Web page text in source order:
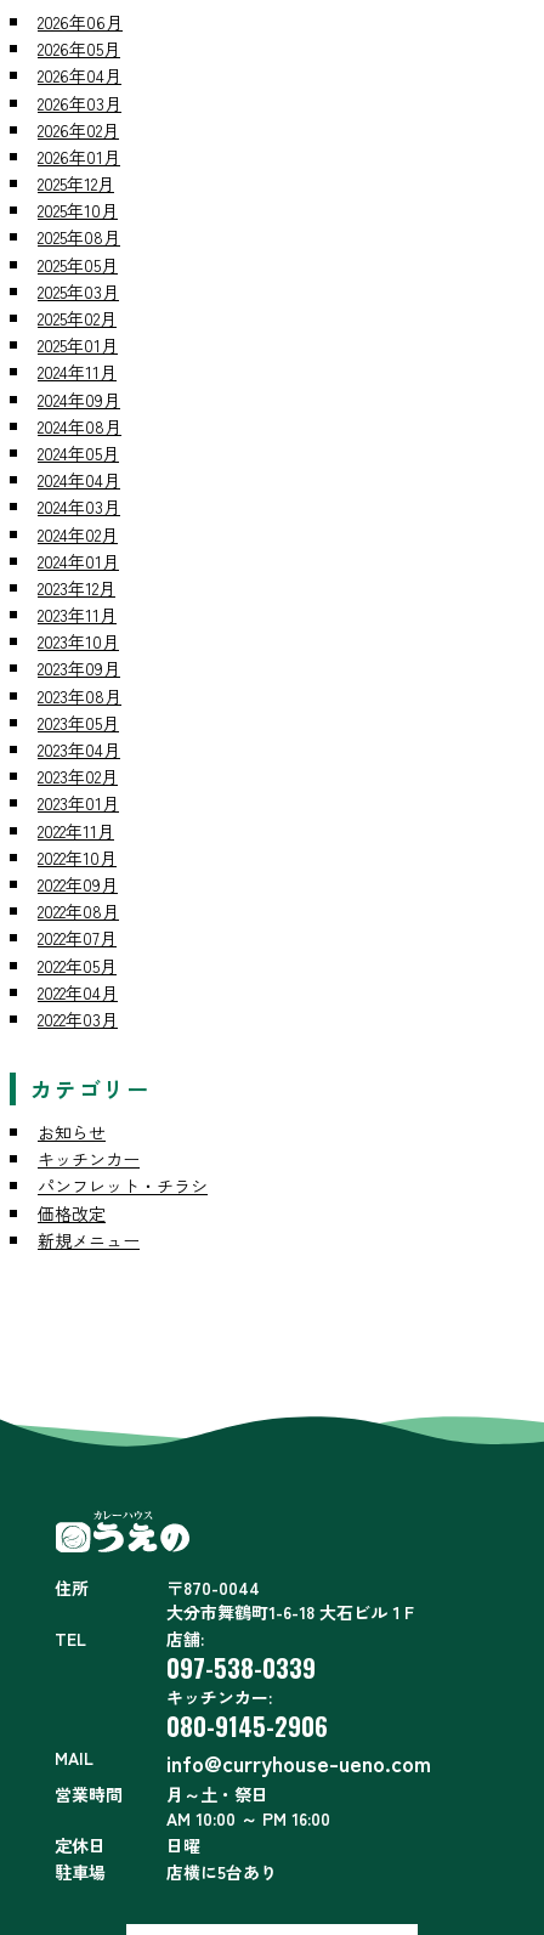
2026年06月
2026年05月
2026年04月
2026年03月
2026年02月
2026年01月
2025年12月
2025年10月
2025年08月
2025年05月
2025年03月
2025年02月
2025年01月
2024年11月
2024年09月
2024年08月
2024年05月
2024年04月
2024年03月
2024年02月
2024年01月
2023年12月
2023年11月
2023年10月
2023年09月
2023年08月
2023年05月
2023年04月
2023年02月
2023年01月
2022年11月
2022年10月
2022年09月
2022年08月
2022年07月
2022年05月
2022年04月
2022年03月
カテゴリー
お知らせ
キッチンカー
パンフレット・チラシ
価格改定
新規メニュー
住所
〒870-0044
大分市舞鶴町1-6-18 大石ビル１F
TEL
店舗:
097-538-0339
キッチンカー:
080-9145-2906
MAIL info@curryhouse-ueno.com
営業時間
月～土・祭日
AM 10:00 ～ PM 16:00
定休日
日曜
駐車場
店横に5台あり